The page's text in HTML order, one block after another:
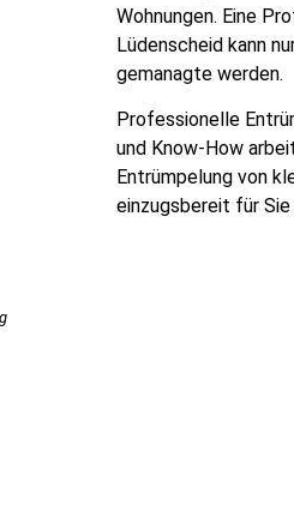
Wohnungen. Eine
Lüdenscheid kann
gemanagte werden.
Professionelle
und Know-How
Entrümpelung von
einzugsbereit für